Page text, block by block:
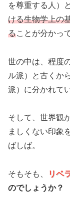
を尊重する人）
ける生物学上の
ることが分かっ
世の中は、程度
ル派）と古くか
派）に分かれて
そして、世界観
ましくない印象
ばしば。
そもそも、 リベ
のでしょうか？